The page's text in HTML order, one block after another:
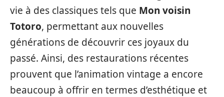
vie à des classiques tels que Mon voisin
Totoro, permettant aux nouvelles
générations de découvrir ces joyaux du
passé. Ainsi, des restaurations récentes
prouvent que l’animation vintage a encore
beaucoup à offrir en termes d’esthétique et